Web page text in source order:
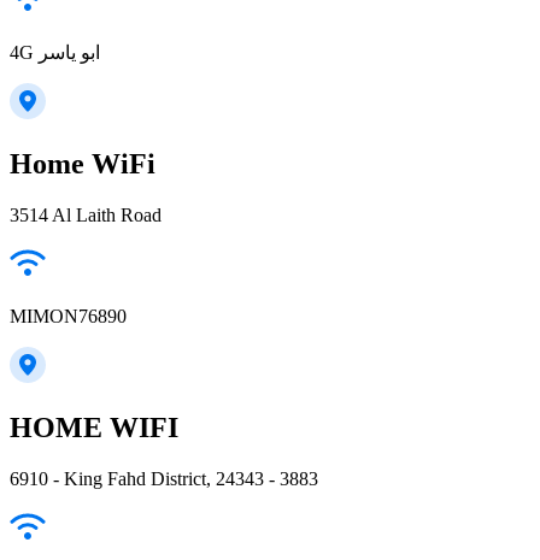
4G ابو ياسر
Home WiFi
3514 Al Laith Road
MIMON76890
HOME WIFI
6910 - King Fahd District, 24343 - 3883